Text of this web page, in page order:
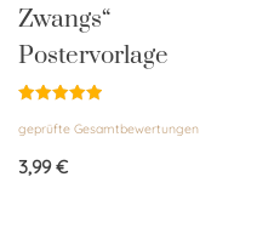
Zwangs“
Postervorlage
mit
von 5
geprüfte Gesamtbewertungen
3,99€